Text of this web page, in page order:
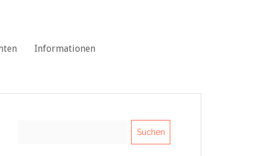
Informationen